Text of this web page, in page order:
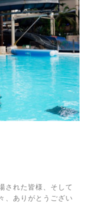
された皆様、そして
、ありがとうござい